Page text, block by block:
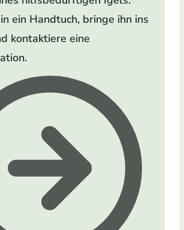
ein Handtuch, bringe ihn ins
kontaktiere eine